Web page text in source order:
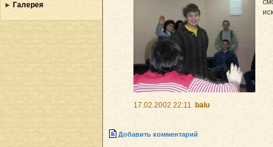
Галерея
17.02.2002 22:11 balu
Добавить комментарий